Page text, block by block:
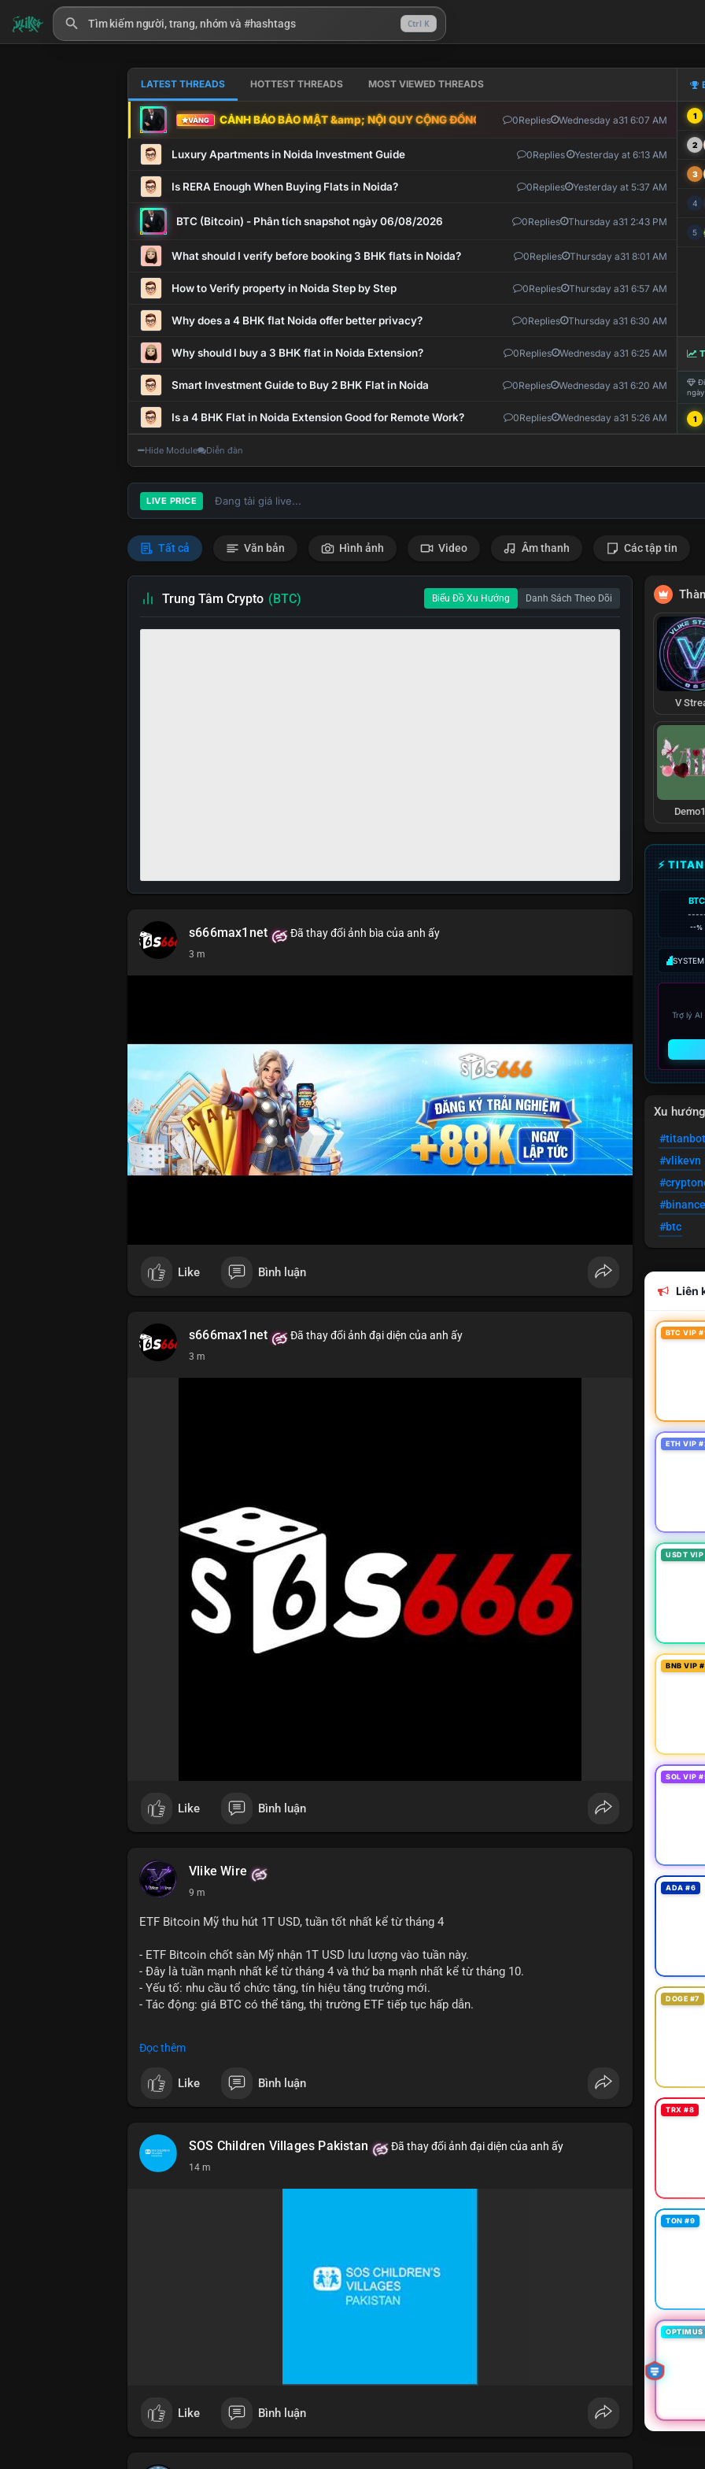
Ctrl K
LATEST THREADS HOTTEST THREADS MOST VIEWED THREADS
VÀNG CẢNH BÁO BẢO MẬT &amp; NỘI QUY CỘNG ĐỒNG VLIKE.VN: HỆ THỐNG GIÁM SÁT TỰ
0Replies Wednesday a31 6:07 AM
Luxury Apartments in Noida Investment Guide 0Replies Yesterday at 6:13 AM
Is RERA Enough When Buying Flats in Noida? 0Replies Yesterday at 5:37 AM
BTC (Bitcoin) - Phân tích snapshot ngày 06/08/2026 0Replies Thursday a31 2:43 PM
What should I verify before booking 3 BHK flats in Noida? 0Replies Thursday a31 8:01 AM
How to Verify property in Noida Step by Step 0Replies Thursday a31 6:57 AM
Why does a 4 BHK flat Noida offer better privacy? 0Replies Thursday a31 6:30 AM
Why should I buy a 3 BHK flat in Noida Extension? 0Replies Wednesday a31 6:25 AM
Smart Investment Guide to Buy 2 BHK Flat in Noida 0Replies Wednesday a31 6:20 AM
Is a 4 BHK Flat in Noida Extension Good for Remote Work? 0Replies Wednesday a31 5:26 AM
1
2
3
4
5
1
Hide Module Diễn đàn
LIVE PRICE Đang tải giá live...
Tất cả Văn bản Hình ảnh Video Âm thanh Các tập tin
Trung Tâm Crypto (BTC) Biểu Đồ Xu Hướng Danh Sách Theo Dõi
s666max1net Đã thay đổi ảnh bìa của anh ấy
3 m
Like Bình luận
s666max1net Đã thay đổi ảnh đại diện của anh ấy
3 m
Like Bình luận
Vlike Wire
9 m
ETF Bitcoin Mỹ thu hút 1T USD, tuần tốt nhất kể từ tháng 4
- ETF Bitcoin chốt sàn Mỹ nhận 1T USD lưu lượng vào tuần này.
- Đây là tuần mạnh nhất kể từ tháng 4 và thứ ba mạnh nhất kể từ tháng 10.
- Yếu tố: nhu cầu tổ chức tăng, tín hiệu tăng trưởng mới.
- Tác động: giá BTC có thể tăng, thị trường ETF tiếp tục hấp dẫn.
#vlikevn #titanbot
📰 Nguồn: Cointelegraph
Đọc thêm
Like Bình luận
SOS Children Villages Pakistan Đã thay đổi ảnh đại diện của anh ấy
14 m
Like Bình luận
V
⚡
BTC
--%
Trợ lý
Xu
#titanbot
#vlikevn
#btc
Liên
BTC VIP
ETH VIP
USDT
BNB VIP
SOL VIP
ADA #6
DOGE #7
TRX #8
TON #9
OPTIMUS